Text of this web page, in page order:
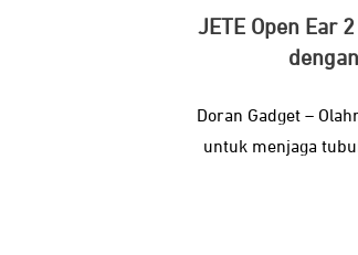
JETE Open Ear
Doran Gadget –
untuk menjaga